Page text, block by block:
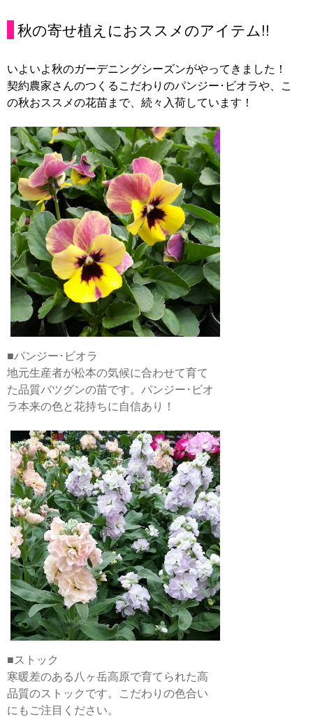
秋の寄せ植えにおススメのアイテム!!
いよいよ秋のガーデニングシーズンがやってきました！
契約農家さんのつくるこだわりのパンジー･ビオラや、こ
の秋おススメの花苗まで、続々入荷しています！
■パンジー･ビオラ
地元生産者が松本の気候に合わせて育て
た品質バツグンの苗です。パンジー･ビオ
ラ本来の色と花持ちに自信あり！
■ストック
寒暖差のある八ヶ岳高原で育てられた高
品質のストックです。こだわりの色合い
にもご注目ください。